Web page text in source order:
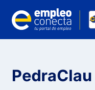
contenido
PedraClau